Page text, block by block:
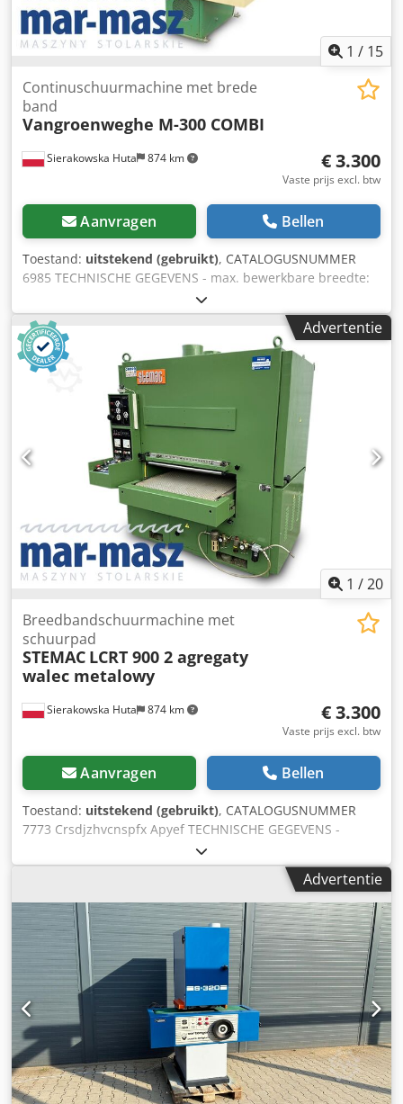
1 / 15
Sierakowska Huta 874 km
Continuschuurmachine met brede
band
Vangroenweghe M-300 COMBI
€ 3.300
Vaste prijs excl. btw
Aanvragen Bellen
Toestand: uitstekend (gebruikt), CATALOGUSNUMMER
6985 TECHNISCHE GEGEVENS - max. bewerkbare breedte:
300 mm - bewerkbare hoogte: 200 mm - aggregaat:
gegroefde rubberen rol + schoen + metalen rol Cedpfxezh
H I Is Apysrf - werktafel: 1230 x 440 mm - band: 300 x 1900
mm Boven: - rubberen sliprol - aggregaat ca. 7,5 kW -
rubberen sliprol Onder: - transportband - pneumatische
oscillatie - 2 voedingssnelheden - voedingsmotor: 0,85 kW -
diameter afzuigaansluiting: 110 mm - afmetingen (l/b/h):
1250/1000/1950 mm - gewicht: 530 kg – niet opnieuw
gespoten – gebruikte schuurmachine – in zeer goede staat
Netto prijs: 13.900 PLN Netto prijs: 3.300 EUR Netto prijs
berekend op basis van wisselkoers 4,2 PLN/EUR (Bij grotere
wisselkoersschommelingen kan de prijs wijzigen)
Advertentie
1 /20
Sierakowska Huta 874 km
Breedbandschuurmachine met
schuurpad
STEMAC LCRT 900 2 agregaty
walec metalowy
€ 3.300
Vaste prijs excl. btw
Aanvragen Bellen
Toestand: uitstekend (gebruikt), CATALOGUSNUMMER
7773 Crsdjzhvcnspfx Apyef TECHNISCHE GEGEVENS -
maximale werkstukbreedte: 900 mm - maximale
werkstukhoogte: 160 mm – van boven: - metalen
aandrukrol, glijdend Eerste aggregaat – geribbelde
rubberen kalibreerwals Tweede aggregaat – 2x metalen
kalibreerwals + schoen – van onder: - transportband -
pneumatische oscillatie van de banden - elektrische
tafelverstelling - hoofd motor 15kW/11kW - aandrijfmotor
1,5kW - werkdruk 6-8 bar - diameter afzuigaansluiting
2x200mm - afmetingen (l/b/h): 1850x1950x2040mm -
gewicht circa 3000kg VOORDELEN – Italiaanse productie –
Kalibreerslijpmachine + schoen – Gebruikte slijpmachine,
zeer goede staat Netto prijs: 13.900 PLN Netto prijs: 3.300
EUR bij een koers van 4,2 EUR (Prijzen kunnen variëren bij
sterkere koerswijzigingen)
Advertentie